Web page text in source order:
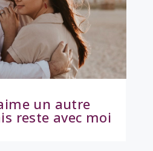
un autre
reste avec moi